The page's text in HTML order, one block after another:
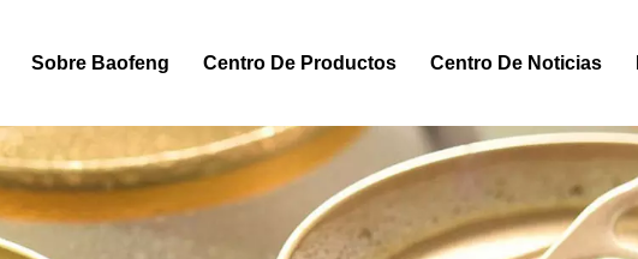
Sobre Baofeng Centro De Productos Centro De Noticias